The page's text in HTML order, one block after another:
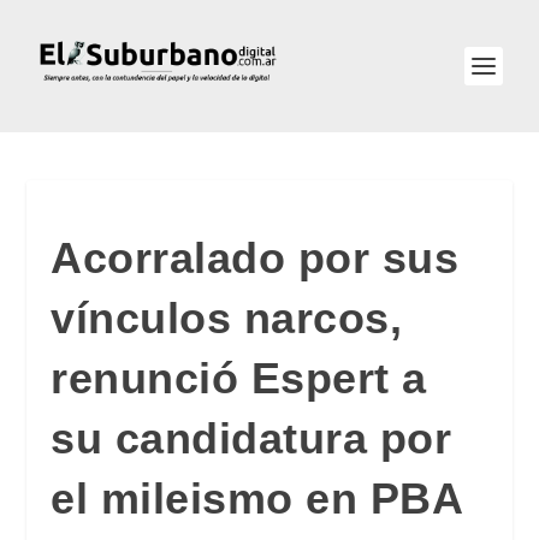
Acorralado por sus
vínculos narcos,
renunció Espert a
su candidatura por
el mileismo en PBA